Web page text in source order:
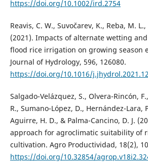
https://doi.org/10.1002/ird.2754
Reavis, C. W., Suvočarev, K., Reba, M.
(2021). Impacts of alternate wetting
flood rice irrigation on growing season
Journal of Hydrology, 596, 126080.
https://doi.org/10.1016/
Salgado-Velázquez, S., Olvera-Rincón,
R., Sumano-López, D., Hernández-Lara,
Aguirre, H. D., & Palma-Cancino, D. J.
approach for agroclimatic suitability of
cultivation. Agro Productividad, 18(2),
https://doi.org/10.32854/